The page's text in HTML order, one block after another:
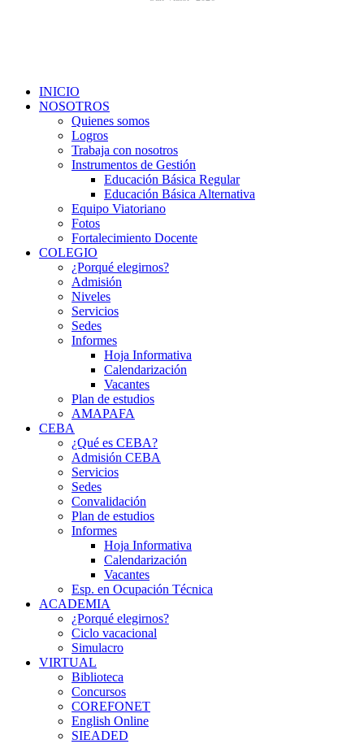
INICIO
NOSOTROS
Quienes somos
Logros
Trabaja con nosotros
Instrumentos de Gestión
Educación Básica Regular
Educación Básica Alternativa
Equipo Viatoriano
Fotos
Fortalecimiento Docente
COLEGIO
¿Porqué elegirnos?
Admisión
Niveles
Servicios
Sedes
Informes
Hoja Informativa
Calendarización
Vacantes
Plan de estudios
AMAPAFA
CEBA
¿Qué es CEBA?
Admisión CEBA
Servicios
Sedes
Convalidación
Plan de estudios
Informes
Hoja Informativa
Calendarización
Vacantes
Esp. en Ocupación Técnica
ACADEMIA
¿Porqué elegirnos?
Ciclo vacacional
Simulacro
VIRTUAL
Biblioteca
Concursos
COREFONET
English Online
SIEADED